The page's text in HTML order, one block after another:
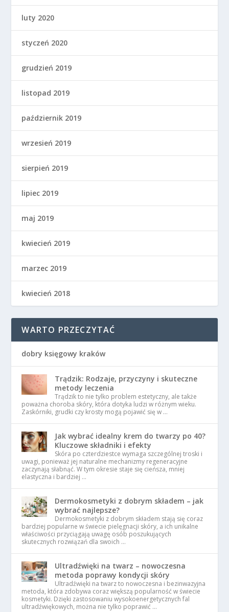
luty 2020
styczeń 2020
grudzień 2019
listopad 2019
październik 2019
wrzesień 2019
sierpień 2019
lipiec 2019
maj 2019
kwiecień 2019
marzec 2019
kwiecień 2018
WARTO PRZECZYTAĆ
dobry księgowy kraków
Trądzik: Rodzaje, przyczyny i skuteczne
metody leczenia
Trądzik to nie tylko problem estetyczny, ale także
poważna choroba skóry, która dotyka ludzi w różnym wieku.
Zaskórniki, grudki czy krosty mogą pojawić się w …
Jak wybrać idealny krem do twarzy po 40?
Kluczowe składniki i efekty
Skóra po czterdziestce wymaga szczególnej troski i
uwagi, ponieważ jej naturalne mechanizmy regeneracyjne
zaczynają słabnąć. W tym okresie staje się cieńsza, mniej
elastyczna i bardziej …
Dermokosmetyki z dobrym składem – jak
wybrać najlepsze?
Dermokosmetyki z dobrym składem stają się coraz
bardziej popularne w świecie pielęgnacji skóry, a ich unikalne
właściwości przyciągają uwagę osób poszukujących
skutecznych rozwiązań dla swoich …
Ultradźwięki na twarz – nowoczesna
metoda poprawy kondycji skóry
Ultradźwięki na twarz to nowoczesna i bezinwazyjna
metoda, która zdobywa coraz większą popularność w świecie
kosmetyki. Dzięki zastosowaniu wysokoenergetycznych fal
ultradźwiękowych, można nie tylko poprawić …